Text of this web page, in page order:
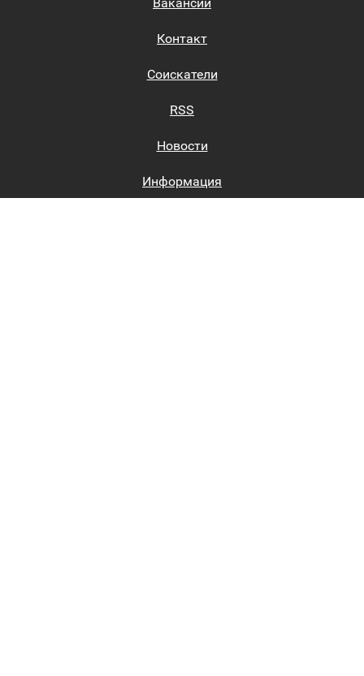
Контакт
Соискатели
RSS
Новости
Информация